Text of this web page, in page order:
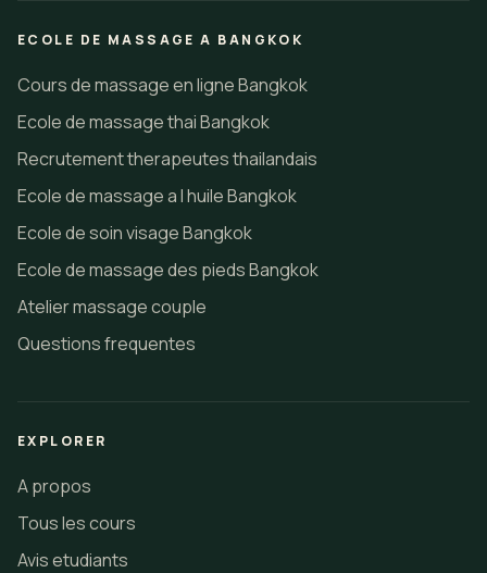
ECOLE DE MASSAGE A BANGKOK
Cours de massage en ligne Bangkok
Ecole de massage thai Bangkok
Recrutement therapeutes thailandais
Ecole de massage a l huile Bangkok
Ecole de soin visage Bangkok
Ecole de massage des pieds Bangkok
Atelier massage couple
Questions frequentes
EXPLORER
A propos
Tous les cours
Avis etudiants